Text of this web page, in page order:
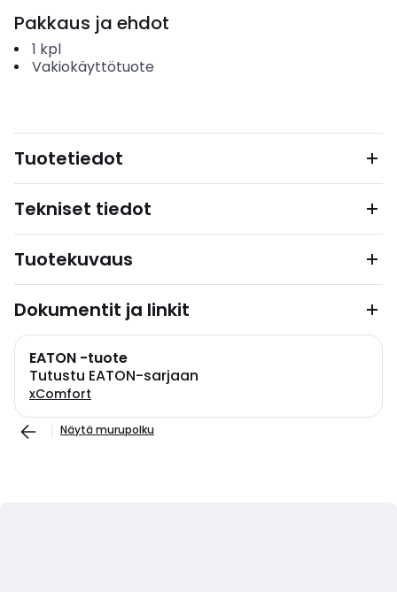
Pakkaus ja ehdot
1 kpl
Vakiokäyttötuote
Tuotetiedot
Tekniset tiedot
Tuotekuvaus
Dokumentit ja linkit
EATON -tuote
Tutustu EATON-sarjaan
xComfort
Näytä murupolku